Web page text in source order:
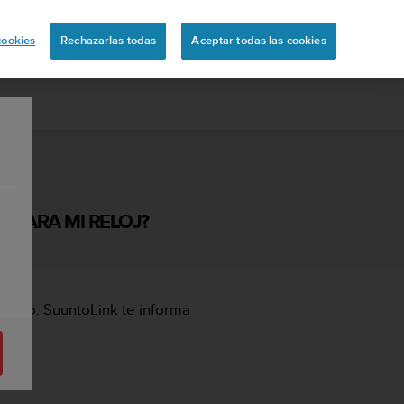
PARA MI RELOJ?
SuuntoLink te informa
Rechazarlas todas Aceptar todas las cookies